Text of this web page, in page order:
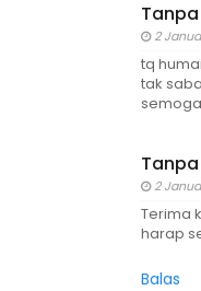
2
tq
tak
2
Terima
harap
Balas